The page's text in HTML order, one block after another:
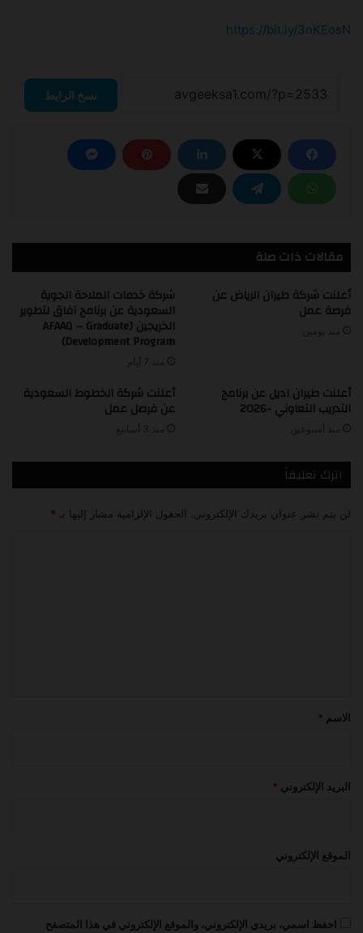
https://bit.ly/3nKEosN
نسخ الرابط
مقالات ذات صلة
أعلنت شركة طيران الرياض عن
فرصة عمل
شركة خدمات الملاحة الجوية
السعودية عن برنامج آفاق لتطوير
الخريجين (AFAAQ – Graduate
Development Program)
أعلنت طيران اديل عن برنامج
التدريب التعاوني -2026
أعلنت شركة الخطوط السعودية
عن فرصل عمل
اترك تعليقاً
لن يتم نشر عنوان بريدك الإلكتروني. الحقول الإلزامية مشار إليها بـ *
*الاسم *
البريد الإلكتروني *
الموقع الإلكتروني
احفظ اسمي، بريدي الإلكتروني، والموقع الإلكتروني في هذا المتصفح